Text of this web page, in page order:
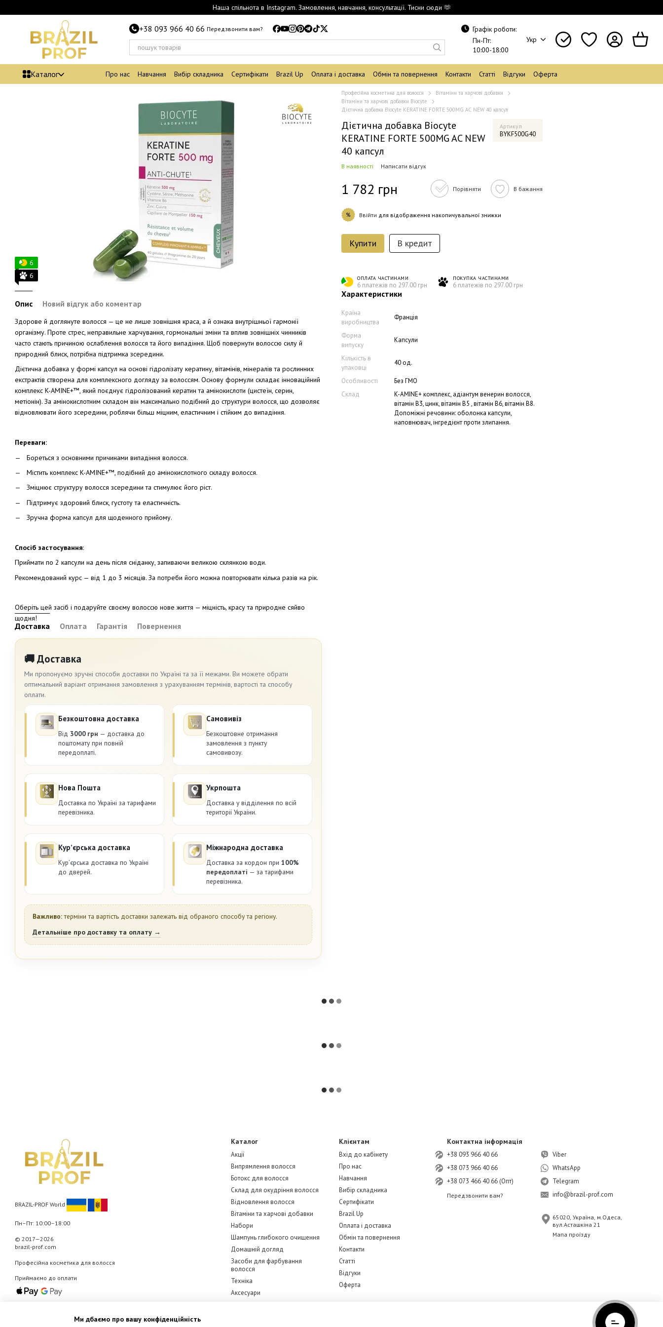
Наша спільнота в Instagram. Замовлення, навчання, консультації. Тисни сюди 🫶
+38 093 966 40 66 Передзвонити вам?
Графік роботи:
Пн-Пт:
10:00-18:00
Укр
Каталог Про нас Навчання Вибір складника Сертифікати Brazil Up Оплата і доставка Обмін та повернення Контакти Статті Відгуки Оферта
6
6
Опис Новий відгук або коментар
Здорове й доглянуте волосся — це не лише зовнішня краса, а й ознака внутрішньої гармонії
організму. Проте стрес, неправильне харчування, гормональні зміни та вплив зовнішніх чинників
часто стають причиною ослаблення волосся та його випадіння. Щоб повернути волоссю силу й
природний блиск, потрібна підтримка зсередини.
Дієтична добавка у формі капсул на основі гідролізату кератину, вітамінів, мінералів та рослинних
екстрактів створена для комплексного догляду за волоссям. Основу формули складає інноваційний
комплекс K-AMINE+™, який поєднує гідролізований кератин та амінокислоти (цистеїн, серин,
метіонін). За амінокислотним складом він максимально подібний до структури волосся, що дозволяє
відновлювати його зсередини, роблячи більш міцним, еластичним і стійким до випадіння.
Переваги:
Бореться з основними причинами випадіння волосся.
Містить комплекс K-AMINE+™, подібний до амінокислотного складу волосся.
Зміцнює структуру волосся зсередини та стимулює його ріст.
Підтримує здоровий блиск, густоту та еластичність.
Зручна форма капсул для щоденного прийому.
Спосіб застосування:
Приймати по 2 капсули на день після сніданку, запиваючи великою склянкою води.
Рекомендований курс — від 1 до 3 місяців. За потреби його можна повторювати кілька разів на рік.
Оберіть цей засіб і подаруйте своєму волоссю нове життя — міцність, красу та природне сяйво
щодня!
Доставка Оплата Гарантія Повернення
🚚 Доставка
Ми пропонуємо зручні способи доставки по Україні та за її межами. Ви можете обрати
оптимальний варіант отримання замовлення з урахуванням термінів, вартості та способу
оплати.
Безкоштовна доставка
Від 3000 грн — доставка до
поштомату при повній
передоплаті.
Самовивіз
Безкоштовне отримання
замовлення з пункту
самовивозу.
Нова Пошта
Доставка по Україні за тарифами
перевізника.
Укрпошта
Доставка у відділення по всій
території України.
Курʼєрська доставка
Курʼєрська доставка по Україні
до дверей.
Міжнародна доставка
Доставка за кордон при 100%
передоплаті — за тарифами
перевізника.
Важливо:терміни та вартість доставки залежать від обраного способу та регіону.
Детальніше про доставку та оплату →
Професійна косметика для волосся
Вітаміни та харчові добавки
Вітаміни та харчові добавки Biocyte
Дієтична добавка Biocyte KERATINE FORTE 500MG AC NEW 40 капсул
Дієтична добавка Biocyte
KERATINE FORTE 500MG AC NEW
40 капсул
Артикул
BYKF500G40
В наявності Написати відгук
1 782 грн Порівняти В бажання
% Ввійти для відображення накопичувальної знижки
Купити В кредит
ОПЛАТА ЧАСТИНАМИ
6 платежів по 297.00 грн
ПОКУПКА ЧАСТИНАМИ
6 платежів по 297.00 грн
Характеристики
Країна
виробництва
Франція
Форма
випуску
Капсули
Кількість в
упаковці
40 од.
Особливості
Без ГМО
Склад
K-AMINE+ комплекс, адіантум венерин волосся,
вітамін В3, цинк, вітамін В5 , вітамін В6, вітамін В8.
Допоміжні речовини: оболонка капсули,
наповнювач, інгредієнт проти злипання.
BRAZIL-PROF World
Пн–Пт: 10:00–18:00
© 2017—2026
brazil-prof.com
Професійна косметика для волосся
Приймаємо до оплати
Каталог
Акції
Випрямлення волосся
Ботокс для волосся
Склад для окудріння волосся
Відновлення волосся
Вітаміни та харчові добавки
Набори
Шампунь глибокого очищення
Домашній догляд
Засоби для фарбування
волосся
Техніка
Аксесуари
Клієнтам
Вхід до кабінету
Про нас
Навчання
Вибір складника
Сертифікати
Brazil Up
Оплата і доставка
Обмін та повернення
Контакти
Статті
Відгуки
Оферта
Контактна інформація
+38 093 966 40 66
+38 073 966 40 66
+38 073 466 40 66 (Опт)
Передзвонити вам?
Viber
WhatsApp
Telegram
info@brazil-prof.com
65020, Україна, м.Одеса,
вул.Асташкіна 21
Мапа проїзду
Ми дбаємо про вашу конфіденційність